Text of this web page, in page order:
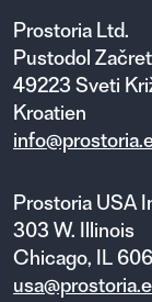
Prostoria Ltd.
Pustodol
49223 Sveti
Kroatien
Prostoria USA
303 W. Illinois
Chicago, IL